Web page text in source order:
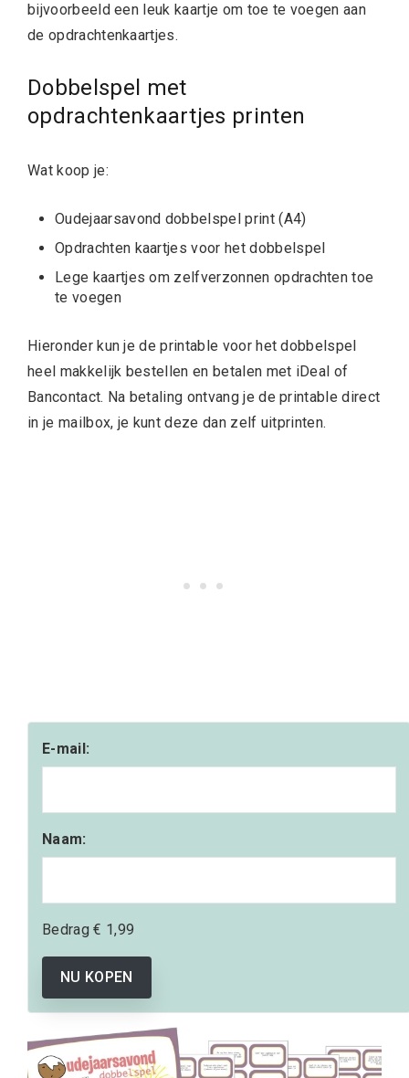
bijvoorbeeld een leuk kaartje om toe te voegen aan
de opdrachtenkaartjes.
Dobbelspel met
opdrachtenkaartjes printen
Wat koop je:
Oudejaarsavond dobbelspel print (A4)
Opdrachten kaartjes voor het dobbelspel
Lege kaartjes om zelfverzonnen opdrachten toe
te voegen
Hieronder kun je de printable voor het dobbelspel
heel makkelijk bestellen en betalen met iDeal of
Bancontact. Na betaling ontvang je de printable direct
in je mailbox, je kunt deze dan zelf uitprinten.
E-mail:
Naam:
Bedrag€ 1,99
NU KOPEN